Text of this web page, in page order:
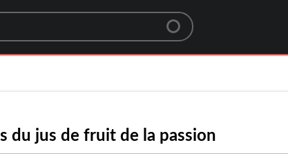
du jus de fruit de la passion